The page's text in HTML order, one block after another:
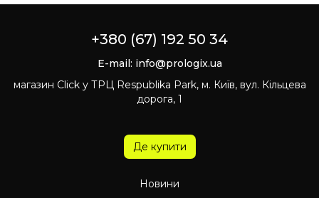
+380 (67) 192 50 34
E-mail: info@prologix.ua
магазин Click у ТРЦ Respublika Park, м. Київ, вул. Кільцева
дорога, 1
Де купити
Новини